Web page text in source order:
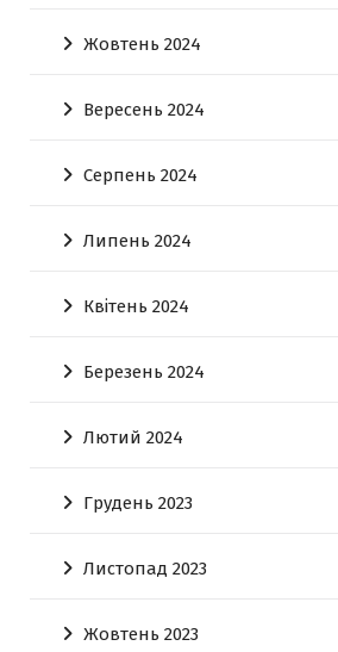
Жовтень 2024
Вересень 2024
Серпень 2024
Липень 2024
Квітень 2024
Березень 2024
Лютий 2024
Грудень 2023
Листопад 2023
Жовтень 2023